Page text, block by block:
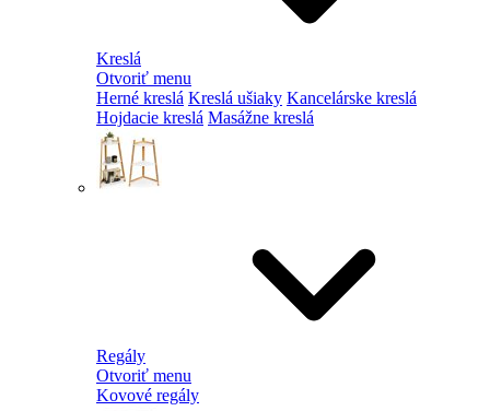
Kreslá
Otvoriť menu
Herné kreslá Kreslá ušiaky Kancelárske kreslá
Hojdacie kreslá Masážne kreslá
Regály
Otvoriť menu
Kovové regály